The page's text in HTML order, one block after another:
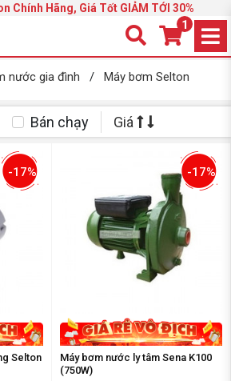
Chính Hãng, Giá Tốt GIẢM TỚI 30%
1
nước gia đình / Máy bơm Selton
Bán chạy Giá
-17%
Selton
-17%
Máy bơm nước ly tâm Sena K100
(750W)